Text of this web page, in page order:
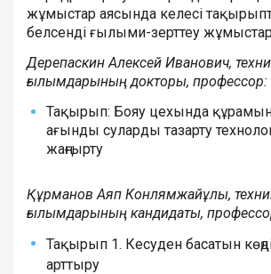
жұмыстар аясында келесі
белсенді ғылыми-зерттеу
Дерепаскин Алексей Иванович,
ғылымдарының докторы, профессор:
Тақырып: Бояу цехында
ағынды суларды тазарту
жаңғырту
Құрманов Аяп Конлямжайұлы,
ғылымдарының кандидаты,
Тақырып 1. Кесуден басатын көңді
арттыру